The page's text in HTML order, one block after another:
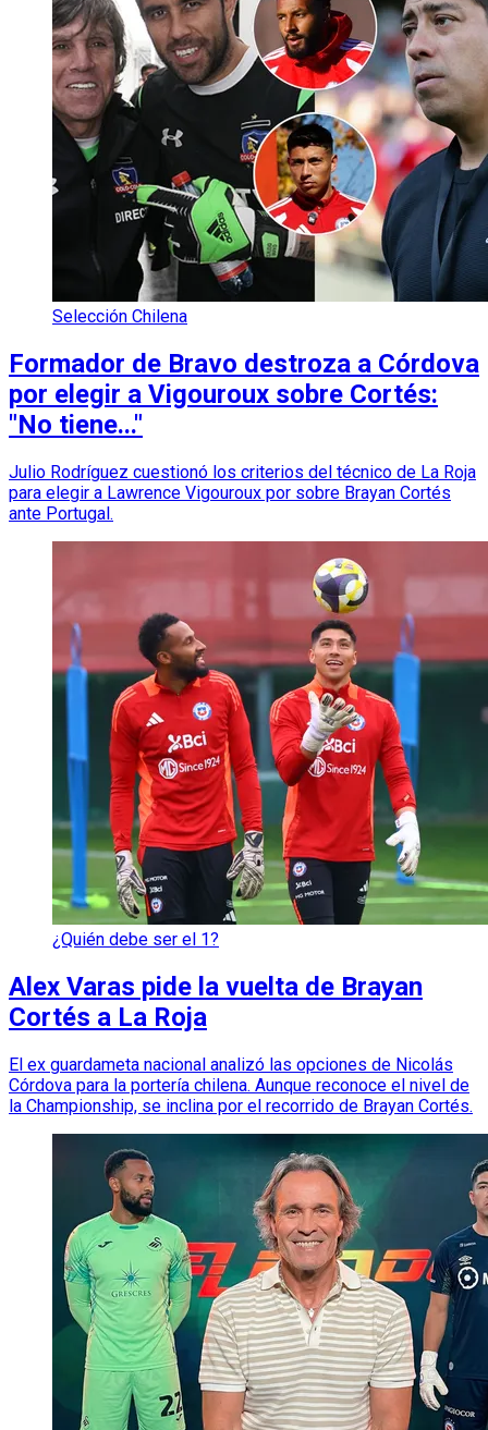
Selección Chilena
Formador de Bravo destroza a Córdova
por elegir a Vigouroux sobre Cortés:
"No tiene..."
Julio Rodríguez cuestionó los criterios del técnico de La Roja
para elegir a Lawrence Vigouroux por sobre Brayan Cortés
ante Portugal.
¿Quién debe ser el 1?
Alex Varas pide la vuelta de Brayan
Cortés a La Roja
El ex guardameta nacional analizó las opciones de Nicolás
Córdova para la portería chilena. Aunque reconoce el nivel de
la Championship, se inclina por el recorrido de Brayan Cortés.